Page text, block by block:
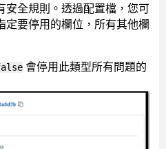
安全規則。透過配置檔，您可
定要停用的欄位，所有其他欄
會停用此類型所有問題的